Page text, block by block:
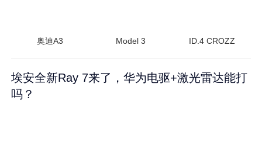
奥迪A3 Model 3 ID.4 CROZZ
埃安全新Ray 7来了，华为电驱+激光雷达能打
吗？